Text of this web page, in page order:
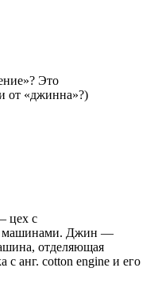
Это
от «джинна»?)
цех с
машинами. Джин —
отделяющая
с анг. сotton engine и его